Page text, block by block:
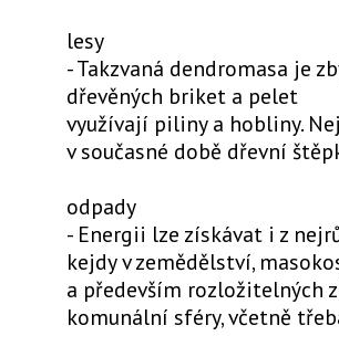
lesy
- Takzvaná dendromasa je
dřevěných briket a pelet
využívají piliny a hobliny.
v současné době dřevní
odpady
- Energii lze získávat i z
kejdy v zemědělství,
a především rozložitelných
komunální sféry, včetně